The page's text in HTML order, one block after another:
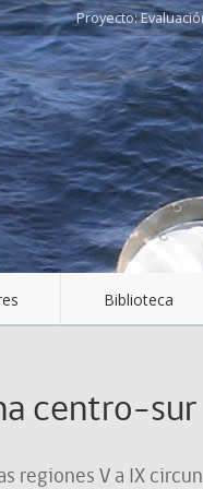
Biblioteca
centro-sur
regiones V a IX